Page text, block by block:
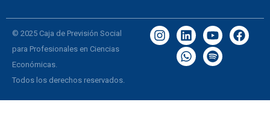
© 2025 Caja de Previsión Social
para Profesionales en Ciencias
Económicas.
Todos los derechos reservados.